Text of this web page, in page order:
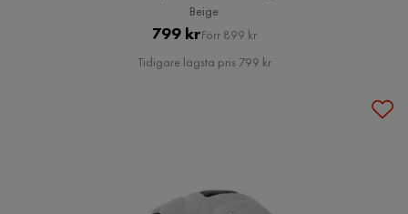
Beige
Pris
799 krOriginal
Pris
Förr 899 kr
Tidigare lägsta pris 799 kr